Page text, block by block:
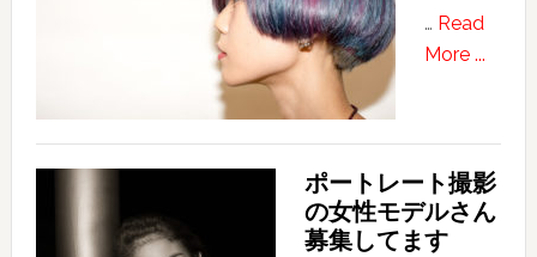
い
ブ
HP
ス
タ
… Read
More ...about
24
ポートレート撮影
の女性モデルさん
募集してます